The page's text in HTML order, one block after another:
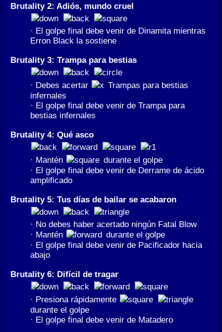
Brutality 2: Adiós, mundo cruel
· El golpe final debe venir de Dinamita mientras
Erron Black la sostiene
Brutality 3: Trampa para bestias
· Debes acertar
Trampas para bestias
infernales
· El golpe final debe venir de Trampa para
bestias infernales
Brutality 4: Qué asco
· Mantén
durante el golpe
· El golpe final debe venir de Derrame de ácido
amplificado
Brutality 5: Tus días de bailar se acabaron
· No debes haber acertado ningún Fatal Blow
· Mantén
durante el golpe
· El golpe final debe venir de Pacificador hacia
abajo
Brutality 6: Difícil de tragar
· Presiona rápidamente
durante el golpe
· El golpe final debe venir de Matadero